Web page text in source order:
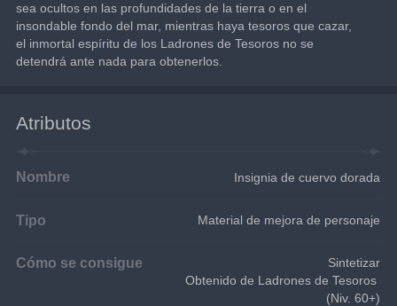
sea ocultos en las profundidades de la tierra o en el
insondable fondo del mar, mientras haya tesoros que cazar,
el inmortal espíritu de los Ladrones de Tesoros no se
detendrá ante nada para obtenerlos.
Atributos
Nombre Insignia de cuervo dorada
Tipo Material de mejora de personaje
Cómo se consigue
Sintetizar
Obtenido de Ladrones de Tesoros
(Niv. 60+)